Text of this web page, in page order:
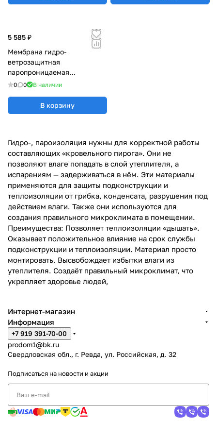
5 585 ₽
Мембрана гидро-
ветрозащитная
паропроницаемая
АТМОСФЕРА M 110
0 0 В наличии
В корзину
Гидро-, пароизоляция нужны для корректной работы
составляющих «кровельного пирога». Они не
позволяют влаге попадать в слой утеплителя, а
испарениям — задерживаться в нём. Эти материалы
применяются для защиты подконструкции и
теплоизоляции от грибка, конденсата, разрушения под
действием влаги. Также они используются для
создания правильного микроклимата в помещении.
Преимущества: Позволяет теплоизоляции «дышать».
Оказывает положительное влияние на срок службы
подконструкции и теплоизоляции. Материал просто
монтировать. Высвобождает избытки влаги из
утеплителя. Создаёт правильный микроклимат, что
укрепляет здоровье людей,
Интернет-магазин
Информация
+7 919 391-70-00
prodom1@bk.ru
Свердловская обл., г. Ревда, ул. Российская, д. 32
Подписаться на новости и акции